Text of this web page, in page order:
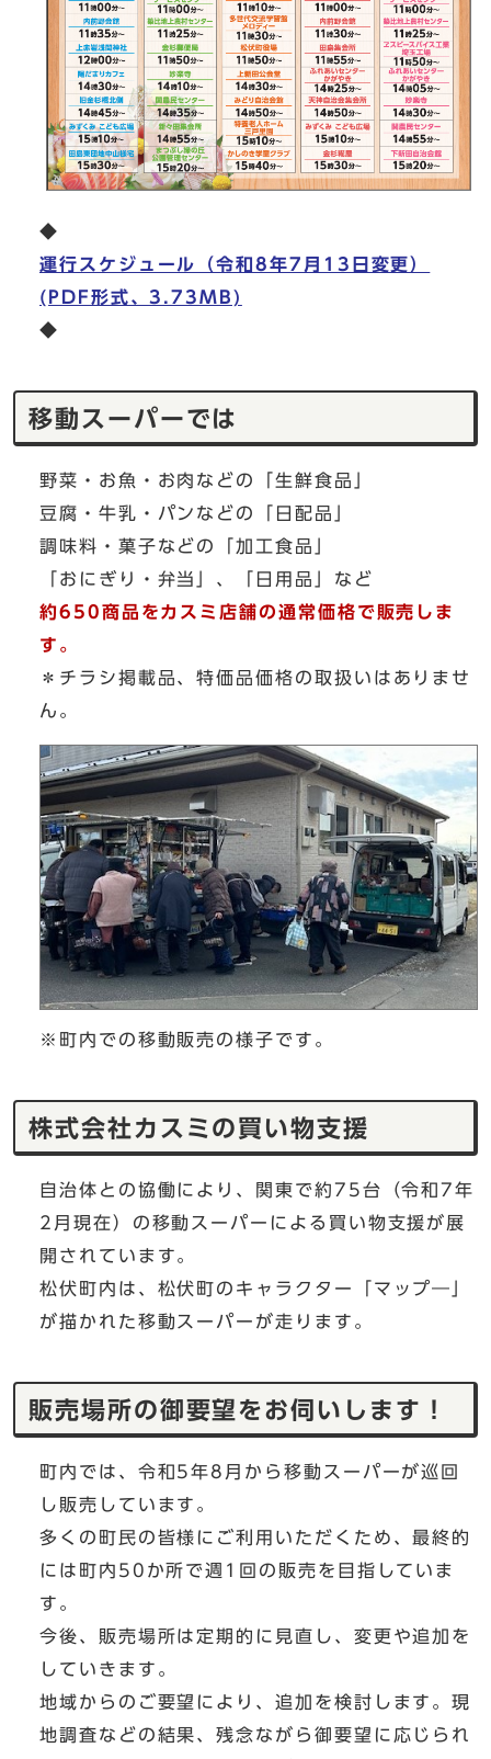
◆
運行スケジュール（令和8年7月13日変更）
(PDF形式、3.73MB)
◆
移動スーパーでは
野菜・お魚・お肉などの「生鮮食品」
豆腐・牛乳・パンなどの「日配品」
調味料・菓子などの「加工食品」
「おにぎり・弁当」、「日用品」など
約650商品をカスミ店舗の通常価格で販売しま
す。
＊チラシ掲載品、特価品価格の取扱いはありませ
ん。
※町内での移動販売の様子です。
株式会社カスミの買い物支援
自治体との協働により、関東で約75台（令和7年
2月現在）の移動スーパーによる買い物支援が展
開されています。
松伏町内は、松伏町のキャラクター「マップ―」
が描かれた移動スーパーが走ります。
販売場所の御要望をお伺いします！
町内では、令和5年8月から移動スーパーが巡回
し販売しています。
多くの町民の皆様にご利用いただくため、最終的
には町内50か所で週1回の販売を目指していま
す。
今後、販売場所は定期的に見直し、変更や追加を
していきます。
地域からのご要望により、追加を検討します。現
地調査などの結果、残念ながら御要望に応じられ